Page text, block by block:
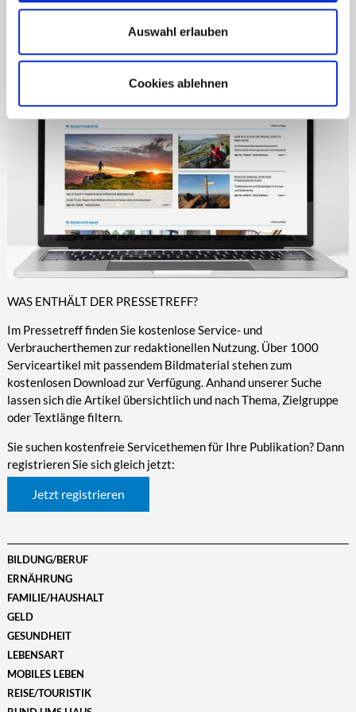
Auswahl erlauben
Cookies ablehnen
dergleichen. Wir finanzieren unsere redaktionellen
Dienstleistungen durch unsere
WAS ENTHÄLT DER PRESSETREFF?
Im Pressetreff finden Sie kostenlose Service- und
Verbraucherthemen zur redaktionellen Nutzung. Über 1000
Serviceartikel mit passendem Bildmaterial stehen zum
kostenlosen Download zur Verfügung. Anhand unserer Suche
lassen sich die Artikel übersichtlich und nach Thema, Zielgruppe
oder Textlänge filtern.
Sie suchen kostenfreie Servicethemen für Ihre Publikation? Dann
registrieren Sie sich gleich jetzt:
Jetzt registrieren
BILDUNG/BERUF
ERNÄHRUNG
FAMILIE/HAUSHALT
GELD
GESUNDHEIT
LEBENSART
MOBILES LEBEN
REISE/TOURISTIK